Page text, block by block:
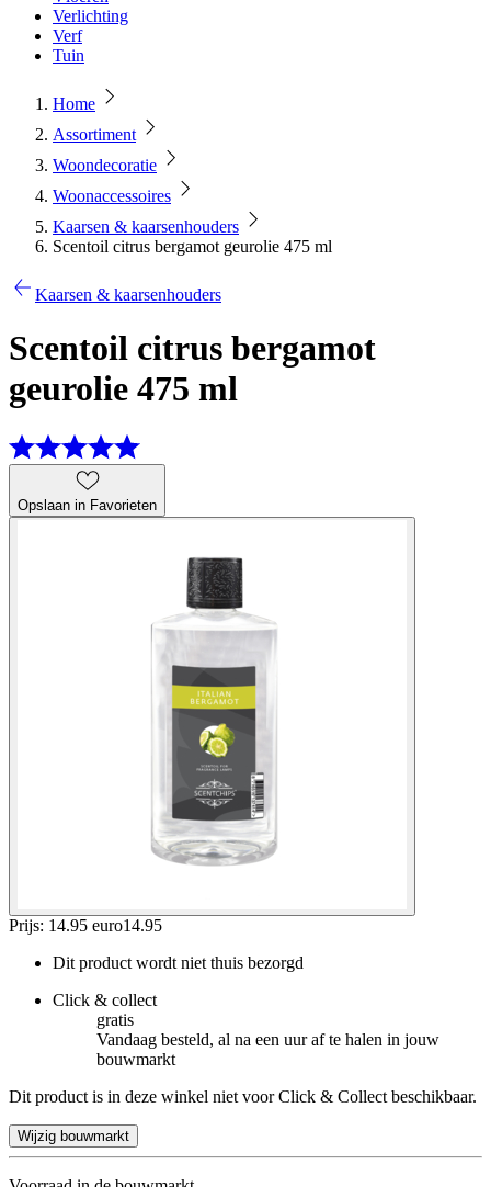
Verlichting
Verf
Tuin
Home
Assortiment
Woondecoratie
Woonaccessoires
Kaarsen & kaarsenhouders
Scentoil citrus bergamot geurolie 475 ml
Kaarsen & kaarsenhouders
Scentoil citrus bergamot
geurolie 475 ml
Opslaan in Favorieten
Prijs: 14.95 euro14.95
Dit product wordt niet thuis bezorgd
Click & collect
gratis
Vandaag besteld, al na een uur af te halen in jouw
bouwmarkt
Dit product is in deze winkel niet voor Click & Collect beschikbaar.
Wijzig bouwmarkt